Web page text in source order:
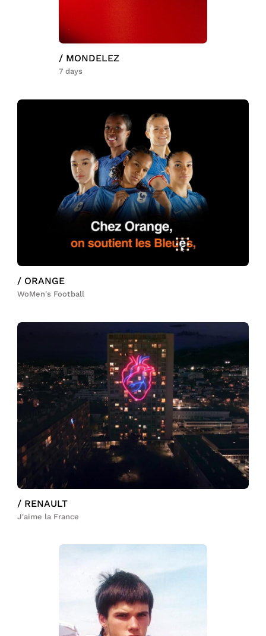
/ MONDELEZ
7 days
/ ORANGE
WoMen's Football
/ RENAULT
J'aime la France